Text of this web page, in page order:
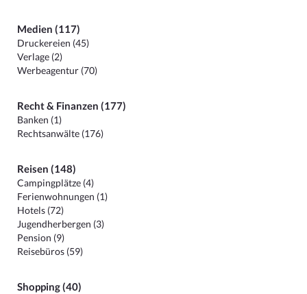
Medien (117)
Druckereien (45)
Verlage (2)
Werbeagentur (70)
Recht & Finanzen (177)
Banken (1)
Rechtsanwälte (176)
Reisen (148)
Campingplätze (4)
Ferienwohnungen (1)
Hotels (72)
Jugendherbergen (3)
Pension (9)
Reisebüros (59)
Shopping (40)